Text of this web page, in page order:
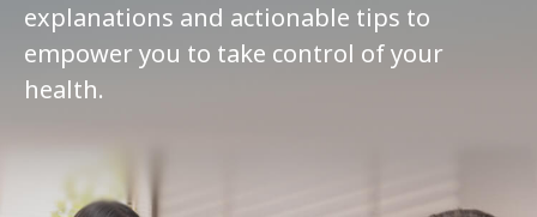
explanations and actionable tips to
empower you to take control of your
health.